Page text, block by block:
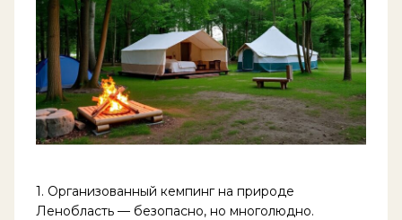
1. Организованный кемпинг на природе
Ленобласть — безопасно, но многолюдно.